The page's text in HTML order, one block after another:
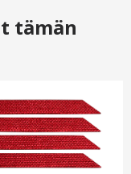
tämän